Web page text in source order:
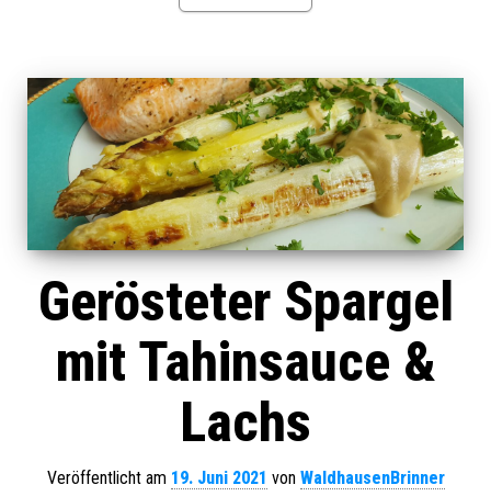
Gerösteter Spargel
mit Tahinsauce &
Lachs
Veröffentlicht am 19. Juni 2021 von WaldhausenBrinner